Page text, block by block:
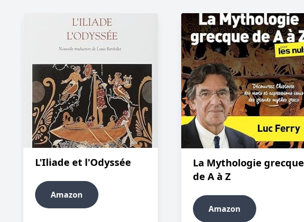
L'Iliade et l'Odyssée
Amazon
La Mythologie grecque
de A à Z
Amazon